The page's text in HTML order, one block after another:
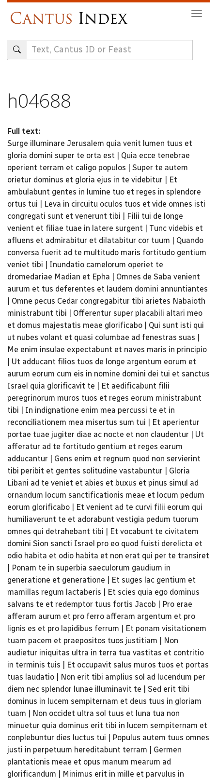
content
h04688
Full text:
Surge illuminare Jerusalem quia venit lumen tuus et
gloria domini super te orta est | Quia ecce tenebrae
operient terram et caligo populos | Super te autem
orietur dominus et gloria ejus in te videbitur | Et
ambulabunt gentes in lumine tuo et reges in splendore
ortus tui | Leva in circuitu oculos tuos et vide omnes isti
congregati sunt et venerunt tibi | Filii tui de longe
venient et filiae tuae in latere surgent | Tunc videbis et
afluens et admirabitur et dilatabitur cor tuum | Quando
conversa fuerit ad te multitudo maris fortitudo gentium
veniet tibi | Inundatio camelorum operiet te
dromedariae Madian et Epha | Omnes de Saba venient
aurum et tus deferentes et laudem domini annuntiantes
| Omne pecus Cedar congregabitur tibi arietes Nabaioth
ministrabunt tibi | Offerentur super placabili altari meo
et domus majestatis meae glorificabo | Qui sunt isti qui
ut nubes volant et quasi columbae ad fenestras suas |
Me enim insulae expectabunt et naves maris in principio
| Ut adducant filios tuos de longe argentum eorum et
aurum eorum cum eis in nomine domini dei tui et sanctus
Israel quia glorificavit te | Et aedificabunt filii
peregrinorum muros tuos et reges eorum ministrabunt
tibi | In indignatione enim mea percussi te et in
reconciliationem mea misertus sum tui | Et aperientur
portae tuae jugiter diae ac nocte et non claudentur | Ut
afferatur ad te fortitudo gentium et reges earum
adducantur | Gens enim et regnum quod non servierint
tibi peribit et gentes solitudine vastabuntur | Gloria
Libani ad te veniet et abies et buxus et pinus simul ad
ornandum locum sanctificationis meae et locum pedum
eorum glorificabo | Et venient ad te curvi filii eorum qui
humiliaverunt te et adorabunt vestigia pedum tuorum
omnes qui detrahebant tibi | Et vocabunt te civitatem
domini Sion sancti Israel pro eo quod fuisti derelicta et
odio habita et odio habita et non erat qui per te transiret
| Ponam te in superbia saeculorum gaudium in
generatione et generatione | Et suges lac gentium et
mamillas regum lactaberis | Et scies quia ego dominus
salvans te et redemptor tuus fortis Jacob | Pro erae
afferam aurum et pro ferro afferam argentum et pro
lignis es et pro lapidibus ferrum | Et ponam visitationem
tuam pacem et praepositos tuos justitiam | Non
audietur iniquitas ultra in terra tua vastitas et contritio
in terminis tuis | Et occupavit salus muros tuos et portas
tuas laudatio | Non erit tibi amplius sol ad lucendum per
diem nec splendor lunae illuminavit te | Sed erit tibi
dominus in lucem sempiternam et deus tuus in gloriam
tuam | Non occidet ultra sol tuus et luna tua non
minuetur quia dominus erit tibi in lucem sempiternam et
conplebuntur dies luctus tui | Populus autem tuus omnes
justi in perpetuum hereditabunt terram | Germen
plantationis meae et opus manum mearum ad
glorificandum | Minimus erit in mille et parvulus in